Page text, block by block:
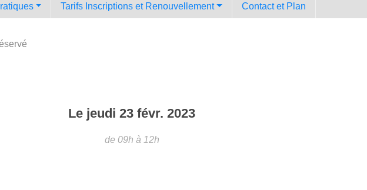
Tarifs Inscriptions et Renouvellement Contact et Plan
Le jeudi 23 févr. 2023
de 09h à 12h